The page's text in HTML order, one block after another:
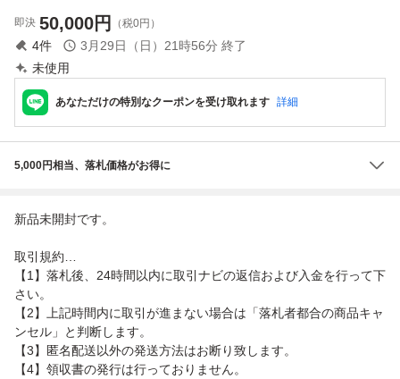
即決 50,000円 （税0円）
4件 3月29日（日）21時56分 終了
未使用
あなただけの特別なクーポンを受け取れます 詳細
5,000円相当、落札価格がお得に
新品未開封です。
取引規約…
【1】落札後、24時間以内に取引ナビの返信および入金を行って下
さい。
【2】上記時間内に取引が進まない場合は「落札者都合の商品キャ
ンセル」と判断します。
【3】匿名配送以外の発送方法はお断り致します。
【4】領収書の発行は行っておりません。